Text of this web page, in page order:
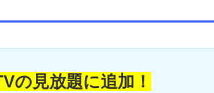
の見放題に追加！